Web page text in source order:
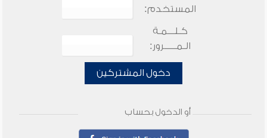
المستخدم:
كـلـــمـة
الـمـــــرور:
دخول المشتركين
أو الدخول بحساب